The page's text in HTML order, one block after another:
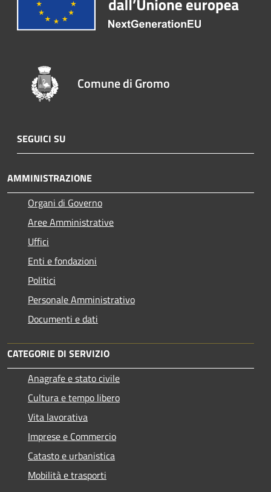
Comune di Gromo
SEGUICI SU
AMMINISTRAZIONE
Organi di Governo
Aree Amministrative
Uffici
Enti e fondazioni
Politici
Personale Amministrativo
Documenti e dati
CATEGORIE DI SERVIZIO
Anagrafe e stato civile
Cultura e tempo libero
Vita lavorativa
Imprese e Commercio
Catasto e urbanistica
Mobilità e trasporti